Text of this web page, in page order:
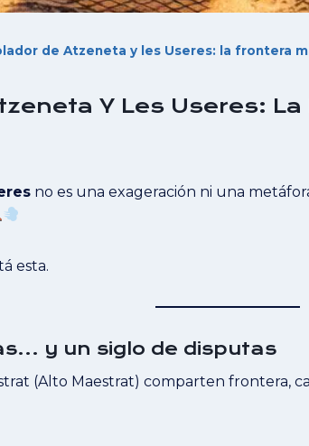
de Atzeneta y les Useres: la frontera
Y Les Useres:
no es una exageración ni una
esta.
y un siglo de disputas
(Alto Maestrat) comparten frontera,